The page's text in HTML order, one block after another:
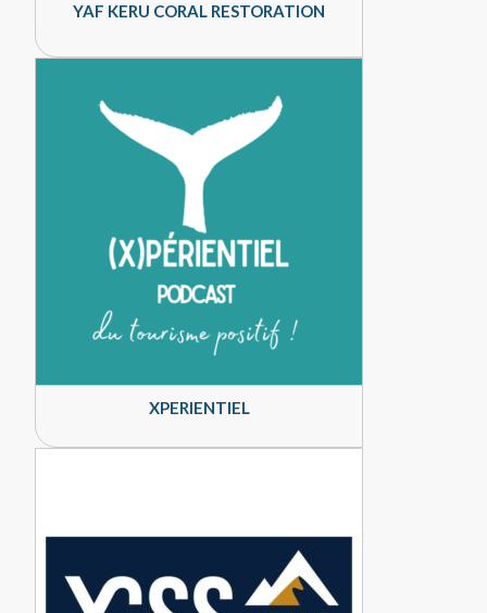
YAF KERU CORAL RESTORATION
XPERIENTIEL